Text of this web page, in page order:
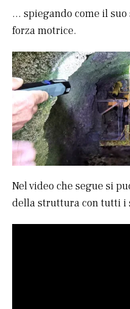
… spiegando come il
forza motrice.
Nel video che segue si
della struttura con tutti i